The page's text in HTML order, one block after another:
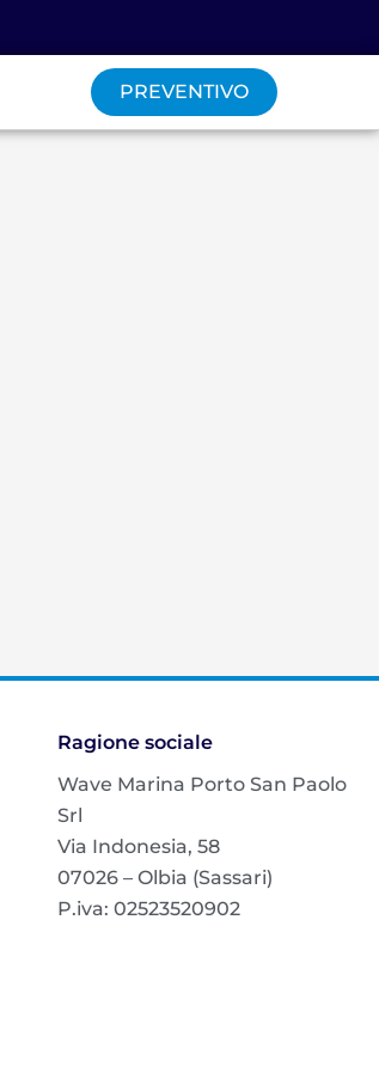
PREVENTIVO
Ragione sociale
Wave Marina Porto San Paolo
Srl
Via Indonesia, 58
07026 – Olbia (Sassari)
P.iva: 02523520902